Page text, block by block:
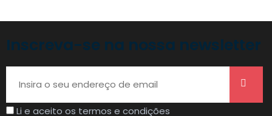
Inscreva-se na nossa newsletter
Li e aceito os termos e condições